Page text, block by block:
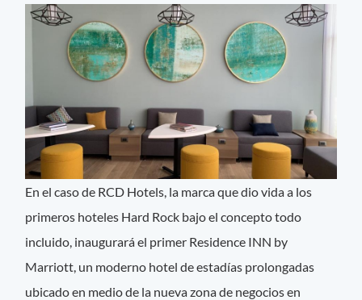
En el caso de RCD Hotels, la marca que dio vida a los
primeros hoteles Hard Rock bajo el concepto todo
incluido, inaugurará el primer Residence INN by
Marriott, un moderno hotel de estadías prolongadas
ubicado en medio de la nueva zona de negocios en